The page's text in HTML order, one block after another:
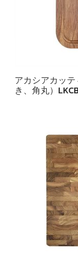
アカシアカッ
き、角丸）